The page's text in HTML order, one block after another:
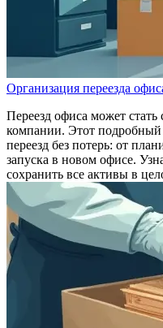
Организация переезда
Переезд офиса может стать
компании. Этот подробный
переезд без потерь: от
запуска в новом офисе.
сохранить все активы в